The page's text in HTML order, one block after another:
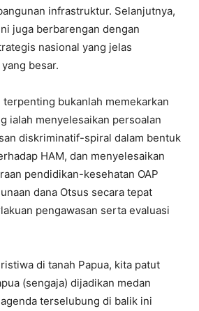
infrastruktur. Selanjutnya,
juga berbarengan dengan
nasional yang jelas
besar.
terpenting bukanlah memekarkan
ialah menyelesaikan persoalan
diskriminatif-spiral dalam bentuk
HAM, dan menyelesaikan
pendidikan-kesehatan OAP
dana Otsus secara tepat
pengawasan serta evaluasi
di tanah Papua, kita patut
(sengaja) dijadikan medan
terselubung di balik ini